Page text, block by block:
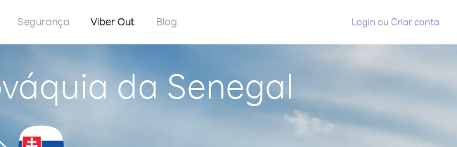
Segurança Viber Out Blog Login ou Criar conta
da Senegal